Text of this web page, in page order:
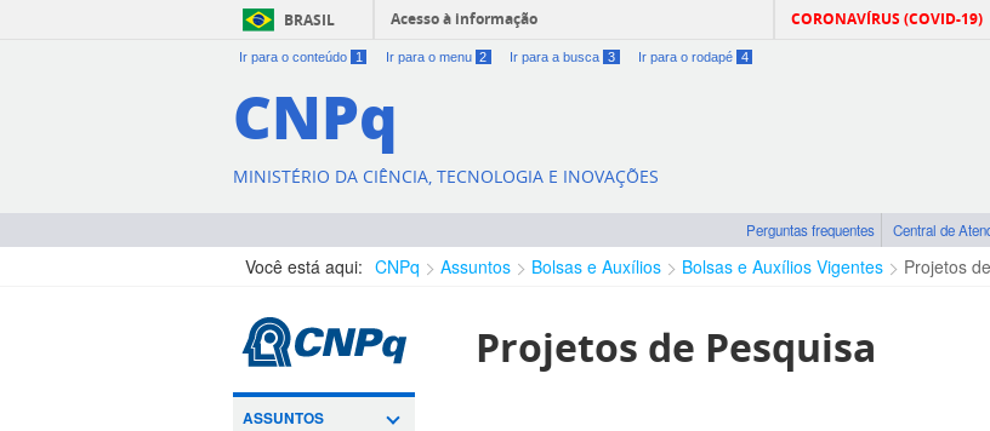
BRASIL Acesso à informação CORONAVÍRUS (COVID-19)
Ir para o conteúdo 1 Ir para o menu 2 Ir para a busca 3 Ir para o rodapé 4
CNPq
MINISTÉRIO DA CIÊNCIA, TECNOLOGIA E INOVAÇÕES
Perguntas frequentes Central de
Você está aqui: CNPq Assuntos Bolsas e Auxílios Bolsas e Auxílios Vigentes Projetos
ASSUNTOS
Projetos de Pesquisa